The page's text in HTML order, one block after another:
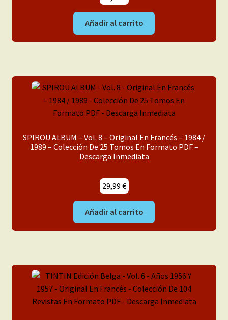
Añadir al carrito
SPIROU ALBUM – Vol. 8 – Original En Francés – 1984 /
1989 – Colección De 25 Tomos En Formato PDF –
Descarga Inmediata
29,99 €
Añadir al carrito